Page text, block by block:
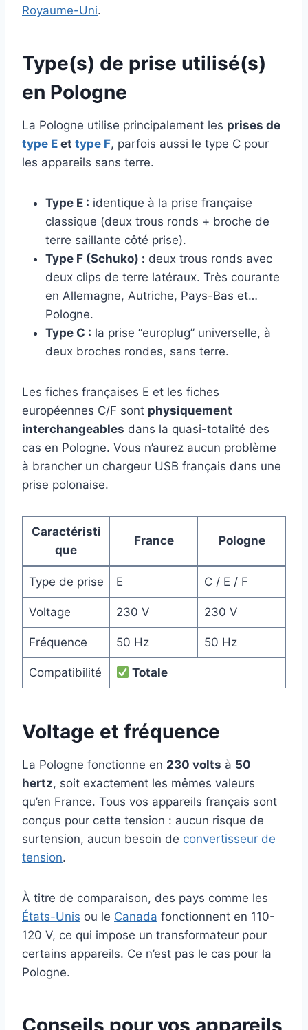
Royaume-Uni.
Type(s) de prise utilisé(s)
en Pologne
La Pologne utilise principalement les prises de
type E et type F, parfois aussi le type C pour
les appareils sans terre.
Type E : identique à la prise française
classique (deux trous ronds + broche de
terre saillante côté prise).
Type F (Schuko) : deux trous ronds avec
deux clips de terre latéraux. Très courante
en Allemagne, Autriche, Pays-Bas et…
Pologne.
Type C : la prise “europlug” universelle, à
deux broches rondes, sans terre.
Les fiches françaises E et les fiches
européennes C/F sont physiquement
interchangeables dans la quasi-totalité des
cas en Pologne. Vous n’aurez aucun problème
à brancher un chargeur USB français dans une
prise polonaise.
Caractéristi
que
France Pologne
Type de prise E C / E / F
Voltage 230 V 230 V
Fréquence 50 Hz 50 Hz
Compatibilité Totale
Voltage et fréquence
La Pologne fonctionne en 230 volts à 50
hertz, soit exactement les mêmes valeurs
qu’en France. Tous vos appareils français sont
conçus pour cette tension : aucun risque de
surtension, aucun besoin de convertisseur de
tension.
À titre de comparaison, des pays comme les
États-Unis ou le Canada fonctionnent en 110-
120 V, ce qui impose un transformateur pour
certains appareils. Ce n’est pas le cas pour la
Pologne.
Conseils pour vos appareils